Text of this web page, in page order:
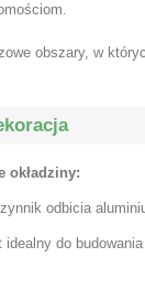
obszary, w
okładziny:
odbicia
idealny do